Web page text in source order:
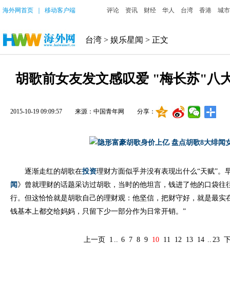
海外网首页 移动客户端 评论 资讯 财经 华人 台湾 香港 城市
台湾 > 娱乐星闻 > 正文
胡歌前女友发文感叹爱 "梅长苏"八
2015-10-19 09:09:57 来源：中国青年网 分享：
逐渐走红的胡歌在投资理财方面似乎并没有表现出什么“天赋”。
闻 》曾就理财的话题采访过胡歌，当时的他坦言，钱进了他的口袋往
行。但这恰恰就是胡歌自己的理财观：他坚信，把财守好，就是最实
钱基本上都交给妈妈，只留下少一部分作为日常开销。”
上一页 1 .. 6 7 8 9 10 11 12 13 14 .. 23